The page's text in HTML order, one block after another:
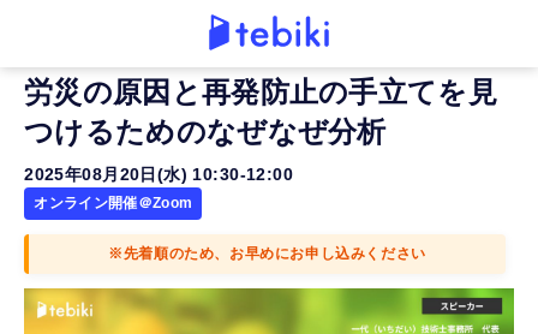
労災の原因と再発防止の手立てを見
つけるためのなぜなぜ分析
2025年08月20日(水) 10:30-12:00
オンライン開催＠Zoom
※先着順のため、お早めにお申し込みください